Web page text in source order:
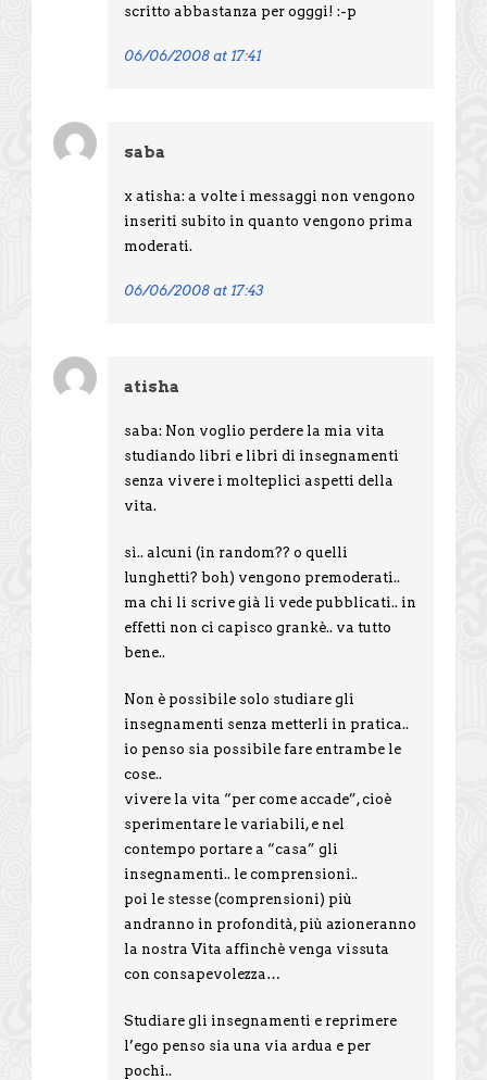
scritto abbastanza per ogggi! :-p
06/06/2008 at 17:41
saba
x atisha: a volte i messaggi non vengono
inseriti subito in quanto vengono prima
moderati.
06/06/2008 at 17:43
atisha
saba: Non voglio perdere la mia vita
studiando libri e libri di insegnamenti
senza vivere i molteplici aspetti della
vita.
sì.. alcuni (in random?? o quelli
lunghetti? boh) vengono premoderati..
ma chi li scrive già li vede pubblicati.. in
effetti non ci capisco grankè.. va tutto
bene..
Non è possibile solo studiare gli
insegnamenti senza metterli in pratica..
io penso sia possibile fare entrambe le
cose..
vivere la vita “per come accade”, cioè
sperimentare le variabili, e nel
contempo portare a “casa” gli
insegnamenti.. le comprensioni..
poi le stesse (comprensioni) più
andranno in profondità, più azioneranno
la nostra Vita affinchè venga vissuta
con consapevolezza…
Studiare gli insegnamenti e reprimere
l’ego penso sia una via ardua e per
pochi..